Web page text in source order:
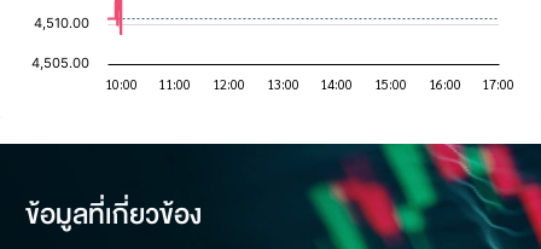
ข้อมูลที่เกี่ยวข้อง